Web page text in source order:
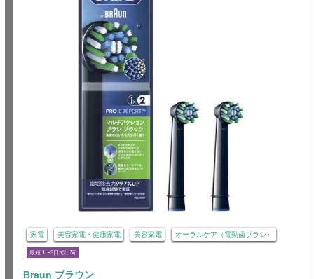
家電 美容家電・健康家電 美容家電 オーラルケア（電動歯ブラシ）
最短 1〜3日で出荷
Braun ブラウン